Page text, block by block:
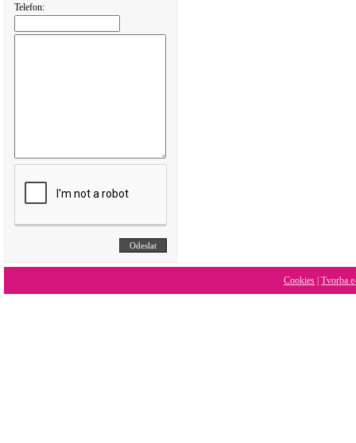
Telefon:
Cookies Tvorba